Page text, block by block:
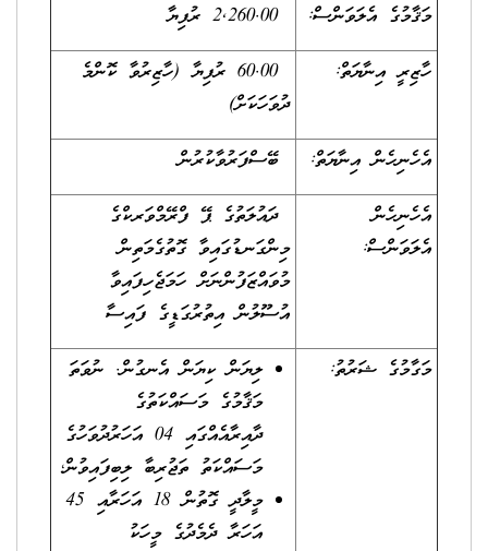
މަޤާމުގެ އެލަވަންސް:
2,260.00 ރުފިޔާ
ހާޒިރީ އިނާޔަތް:
60.00 ރުފިޔާ (ހާޒިރުވާ ކޮންމެ
ދުވަހަކަށް)
އެހެނިހެން އިނާޔަތް:
ބޭސްފަރުވާކުރުން
އެހެނިހެން
އެލަވަންސް:
ދައުލަތުގެ ޕޭ ފްރޭމްވަރކްގެ
މިންގަނޑުގައިވާ ގޮތުގެމަތިން
މުވައްޒަފުންނަށް ހަމަޖެހިފައިވާ
އުސޫލުން އިތުރުގަޑީގެ ފައިސާ
މަގާމުގެ ޝަރުތު:
ލިޔަން ކިޔަން އެނގުން. ނުވަތަ
މަޤާމުގެ މަސައްކަތުގެ
ދާއިރާއެއްގައި 04 އަހަރުދުވަހުގެ
މަސައްކަތު ތަޖުރިބާ ލިބިފައިވުން؛
މީލާދީ ގޮތުން 18 އަހަރާއި 45
އަހަރާ ދެމެދުގެ މީހަކު